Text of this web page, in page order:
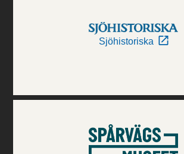
Sjöhistoriska